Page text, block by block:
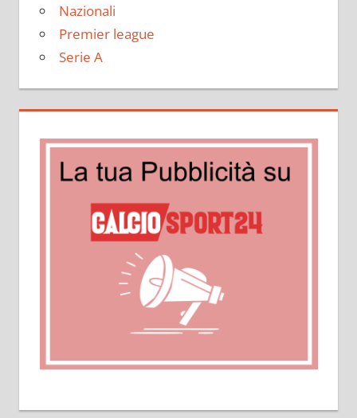
Nazionali
Premier league
Serie A